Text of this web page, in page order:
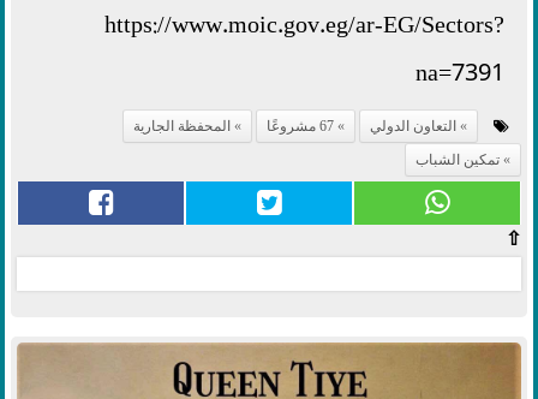
https://www.moic.gov.eg/ar-EG/Sectors?
na=7391
التعاون الدولي 67 مشروعًا
المحفظة الجارية
تمكين الشباب
⇧